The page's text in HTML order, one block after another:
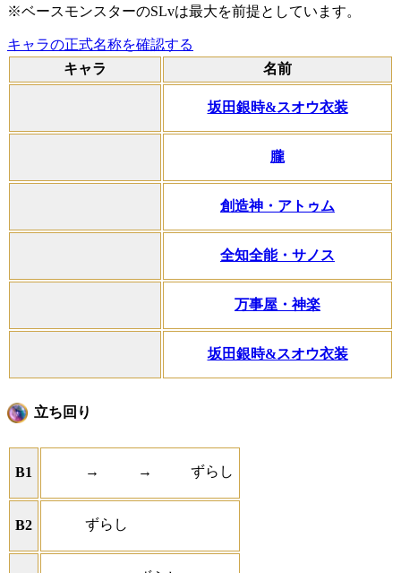
※ベースモンスターのSLvは最大を前提としています。
キャラの正式名称を確認する
キャラ
名前
坂田銀時&スオウ衣装
朧
創造神・アトゥム
全知全能・サノス
万事屋・神楽
坂田銀時&スオウ衣装
立ち回り
B1 → → ずらし
B2 ずらし